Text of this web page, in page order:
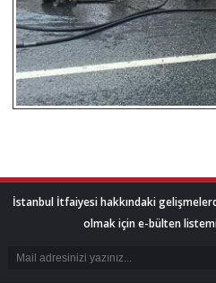
İstanbul İtfaiyesi hakkındaki
olmak için e-bülten